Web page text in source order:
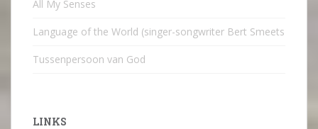
All My Senses
Language of the World (singer-songwriter Bert Smeets
Tussenpersoon van God
LINKS